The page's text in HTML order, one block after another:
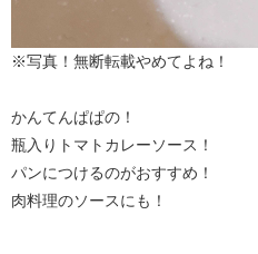
※写真！無断転載やめてよね！
かんてんぱぱの！
瓶入りトマトカレーソース！
パンにつけるのがおすすめ！
肉料理のソースにも！